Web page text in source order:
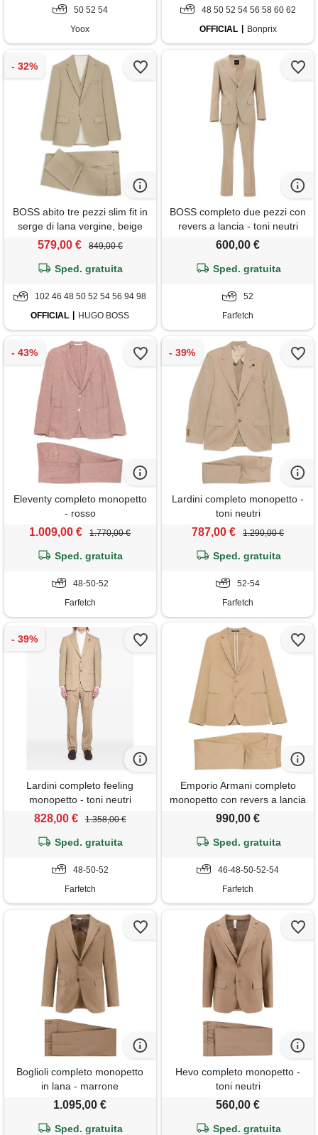
50 52 54
Yoox
48 50 52 54 56 58 60 62
OFFICIAL
Bonprix
BOSS abito tre pezzi slim fit in
serge di lana vergine, beige
chiaro
579,00 € 849,00 €
Sped. gratuita
102 46 48 50 52 54 56 94 98
OFFICIAL
HUGO BOSS
BOSS completo due pezzi con
revers a lancia - toni neutri
600,00 €
Sped. gratuita
52
Farfetch
Eleventy completo monopetto
- rosso
1.009,00 € 1.770,00 €
Sped. gratuita
48-50-52
Farfetch
Lardini completo monopetto -
toni neutri
787,00 € 1.290,00 €
Sped. gratuita
52-54
Farfetch
Lardini completo feeling
monopetto - toni neutri
828,00 € 1.358,00 €
Sped. gratuita
48-50-52
Farfetch
Emporio Armani completo
monopetto con revers a lancia
- marrone
990,00 €
Sped. gratuita
46-48-50-52-54
Farfetch
Boglioli completo monopetto
in lana - marrone
1.095,00 €
Sped. gratuita
Hevo completo monopetto -
toni neutri
560,00 €
Sped. gratuita